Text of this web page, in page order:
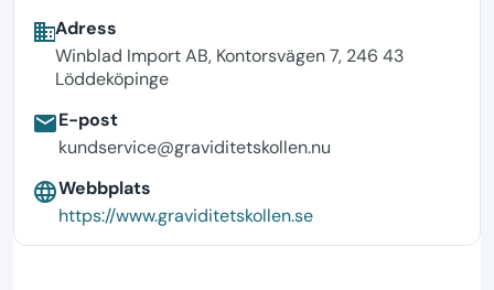
businessAdress
Winblad Import AB, Kontorsvägen 7, 246 43
Löddeköpinge
emailE-post
kundservice@graviditetskollen.nu
languageWebbplats
https://www.graviditetskollen.se